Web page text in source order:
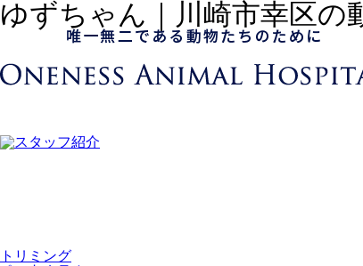
ゆずちゃん｜川崎市幸区の
トリミング